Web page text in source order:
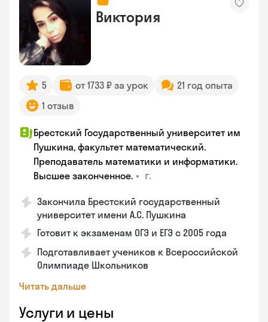
Виктория
5 от 1733 ₽ за урок
21 год опыта
1 отзыв
Брестский Государственный университет им
Пушкина, факультет математический.
Преподаватель математики и информатики.
Высшее законченное. • г.
Закончила Брестский государственный
университет имени А.С. Пушкина
Готовит к экзаменам ОГЭ и ЕГЭ с 2005 года
Подготавливает учеников к Всероссийской
Олимпиаде Школьников
Читать дальше
Услуги и цены